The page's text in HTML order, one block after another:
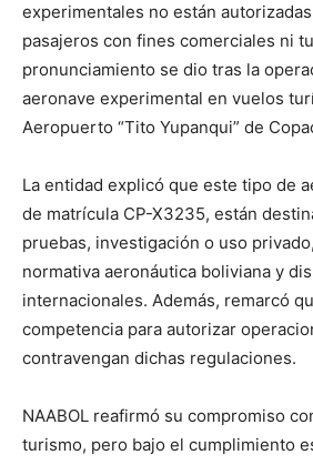
experimentales no están
pasajeros con fines comerciales ni
pronunciamiento se dio tras la
aeronave experimental en vuelos
Aeropuerto “Tito Yupanqui” de
La entidad explicó que este tipo de
de matrícula CP-X3235, están
pruebas, investigación o uso
normativa aeronáutica boliviana y
internacionales. Además, remarcó
competencia para autorizar
contravengan dichas regulaciones.
NAABOL reafirmó su compromiso
turismo, pero bajo el cumplimiento